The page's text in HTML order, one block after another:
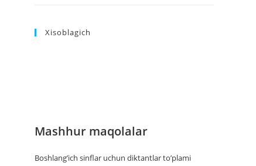
Xisoblagich
Mashhur maqolalar
Boshlang’ich sinflar uchun diktantlar to’plami